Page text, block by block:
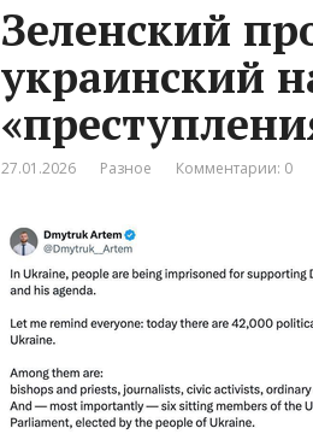
Зеленский
украинский
27.01.2026 Разное Комментарии: 0